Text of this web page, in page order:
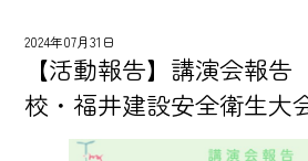
2024年07月31日
【活動報告】講演会報
校・福井建設安全衛生大